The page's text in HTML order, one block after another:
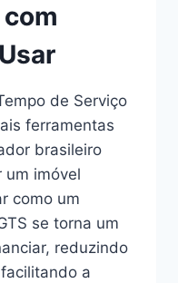
de Serviço
ferramentas
brasileiro
um imóvel
como um
se torna um
reduzindo
a